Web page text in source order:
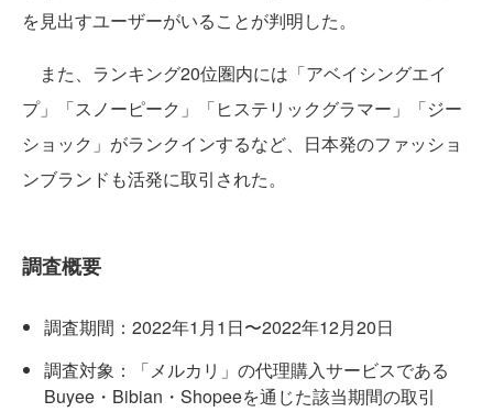
を見出すユーザーがいることが判明した。
また、ランキング20位圏内には「アベイシングエイ
プ」「スノーピーク」「ヒステリックグラマー」「ジー
ショック」がランクインするなど、日本発のファッショ
ンブランドも活発に取引された。
調査概要
調査期間：2022年1月1日〜2022年12月20日
調査対象：「メルカリ」の代理購入サービスである
Buyee・Bibian・Shopeeを通じた該当期間の取引